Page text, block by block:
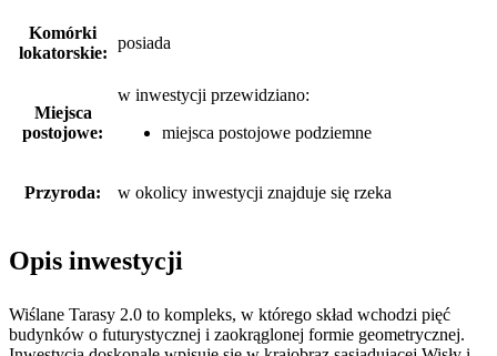
Komórki
lokatorskie:
posiada
Miejsca
postojowe:
w inwestycji przewidziano:
miejsca postojowe podziemne
Przyroda: w okolicy inwestycji znajduje się rzeka
Opis inwestycji
Wiślane Tarasy 2.0 to kompleks, w którego skład wchodzi pięć
budynków o futurystycznej i zaokrąglonej formie geometrycznej.